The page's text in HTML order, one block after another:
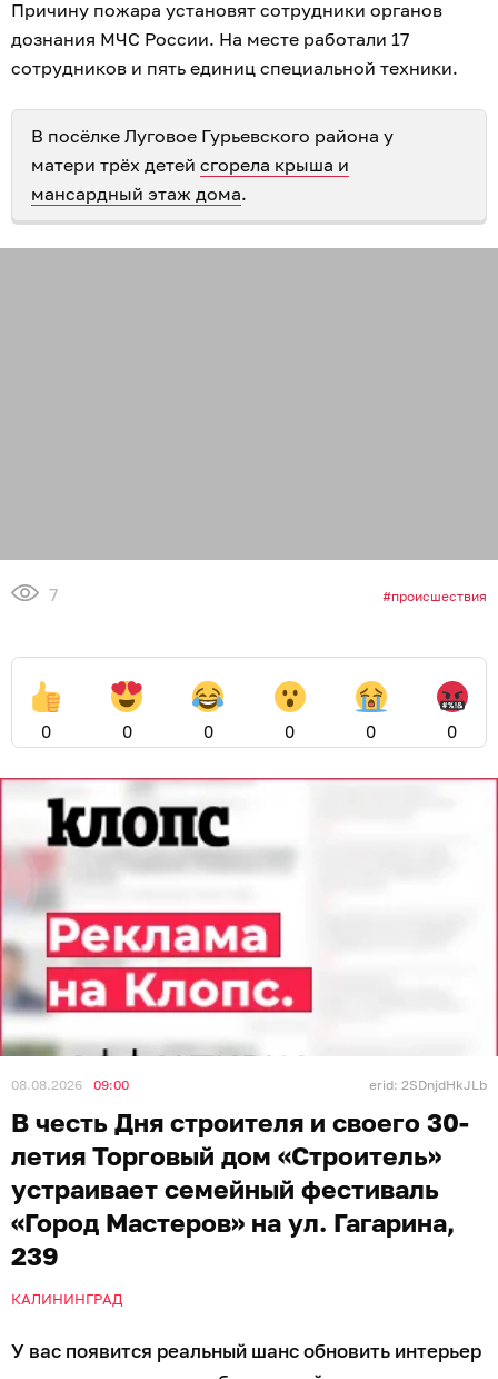
Причину пожара установят сотрудники органов
дознания МЧС России. На месте работали 17
сотрудников и пять единиц специальной техники.
В посёлке Луговое Гурьевского района у
матери трёх детей сгорела крыша и
мансардный этаж дома.
7 происшествия
0 0 0 0 0 0
08.08.2026 09:00 erid: 2SDnjdHkJLb
В честь Дня строителя и своего 30-
летия Торговый дом «Строитель»
устраивает семейный фестиваль
«Город Мастеров» на ул. Гагарина,
239
КАЛИНИНГРАД
У вас появится реальный шанс обновить интерьер